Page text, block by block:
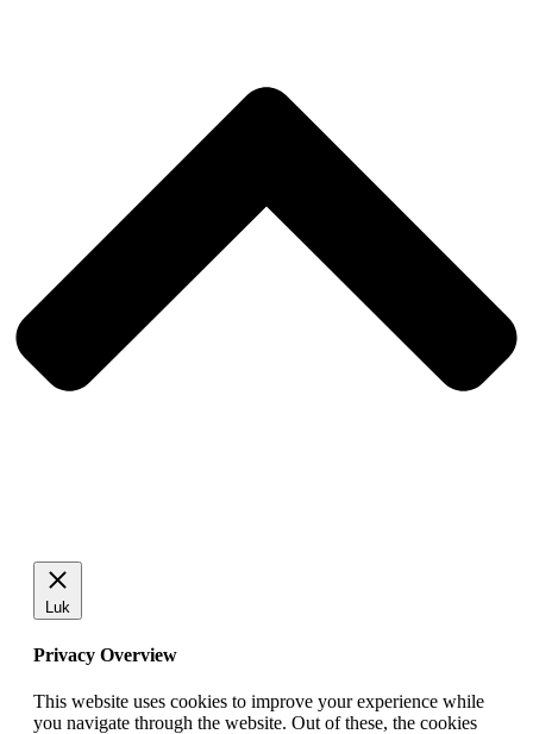
Luk
Privacy Overview
This website uses cookies to improve your experience while
you navigate through the website. Out of these, the cookies